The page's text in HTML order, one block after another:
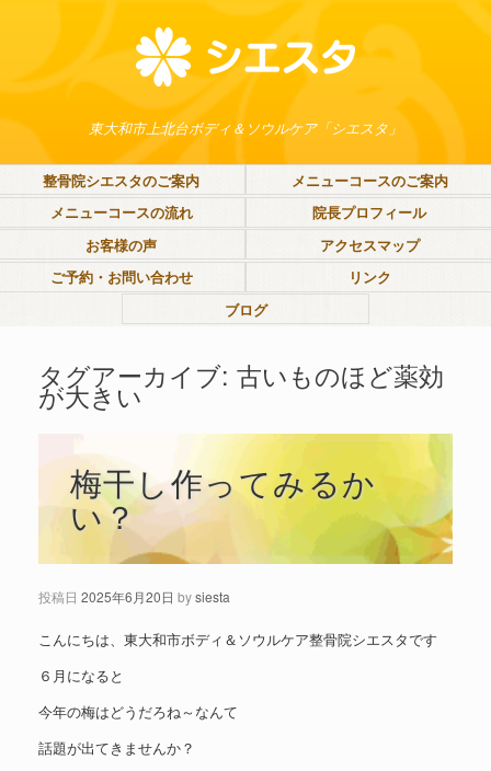
東大和市上北台ボディ＆ソウルケア「シエスタ」
整骨院シエスタのご案内
メニューコースのご案内
メニューコースの流れ
院長プロフィール
お客様の声
アクセスマップ
ご予約・お問い合わせ
リンク
ブログ
タグアーカイブ: 古いものほど薬効
が大きい
梅干し作ってみるか
い？
投稿日 2025年6月20日 bysiesta
こんにちは、東大和市ボディ＆ソウルケア整骨院シエスタです
６月になると
今年の梅はどうだろね～なんて
話題が出てきませんか？